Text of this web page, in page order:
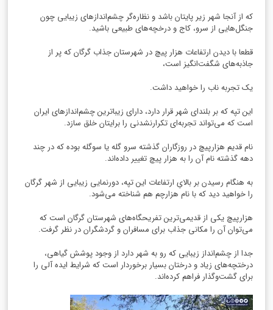
که از آنجا شهر زیر پایتان باشد و نظاره‌گر چشم‌اندازهای زیبایی چون
جنگل‌هایی از سرو، کاج و درخچه‌های طبیعی باشید.
قطعا با دیدن ارتفاعات هزار پیچ در شهرستان جذاب گرگان که پر از
جاذبه‌های شگفت‌انگیز است،
یک تجربه ناب را خواهید داشت.
این تپه که بر بلندای شهر قرار دارد، دارای زیباترین چشم‌اندازهای ایران
است که می‌تواند تجربه‌ای تکرار‌نشدنی را برایتان خلق سازد.
نام قدیم هزارپیچ در روزگاران گذشته سرو گله یا سوگله بوده که در چند
دهه گذشته نام آن را به هزار پیچ تغییر داده‌اند.
به هنگام رسیدن بر بالایِ ارتفاعات این تپه، دورنمایی زیبایی از شهر گرگان
را خواهید دید که با نام هزارچم هم شناخته می‌شود.
هزارپیچ یکی از قدیمی‌ترین تفریحگاه‌های شهرستان گرگان است که
می‌توان آن را مکانی جذاب برای مسافران و گردشگران در نظر گرفت.
جدا از چشم‌انداز زیبایی که رو به شهر دارد از وجود پوشش گیاهی،
درختچه‌های زیاد و درختان بسیار برخوردار است که شرایط ایده آلی را
برای گشت‌وگذار فراهم کرده‌اند.